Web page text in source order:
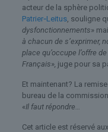
acteur de la sphère
Patrier‑Leitus, souligne
dysfonctionnements»
à chacun de s’exprimer,
place qu’occupe l’offre
Français», juge pour sa
Et maintenant? La
bureau de la
«Il faut répondre…
Cet article est réservé